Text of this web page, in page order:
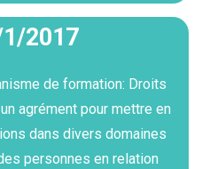
2017
de formation: Droits
agrément pour mettre en
dans divers domaines
personnes en relation